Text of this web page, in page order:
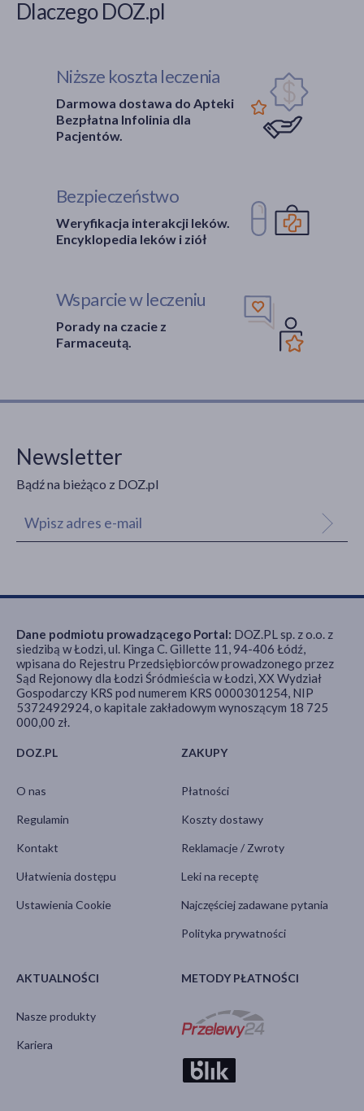
Dlaczego DOZ.pl
Niższe koszta leczenia
Darmowa dostawa do Apteki
Bezpłatna Infolinia dla
Pacjentów.
Bezpieczeństwo
Weryfikacja interakcji leków.
Encyklopedia leków i ziół
Wsparcie w leczeniu
Porady na czacie z
Farmaceutą.
Newsletter
Bądź na bieżąco z DOZ.pl
DOZ.PL
O nas
Regulamin
Kontakt
Ułatwienia dostępu
Ustawienia Cookie
ZAKUPY
Płatności
Koszty dostawy
Reklamacje / Zwroty
Leki na receptę
Najczęściej zadawane pytania
Polityka prywatności
AKTUALNOŚCI
Nasze produkty
Kariera
METODY PŁATNOŚCI
Dane podmiotu prowadzącego Portal: DOZ.PL sp. z o.o. z
siedzibą w Łodzi, ul. Kinga C. Gillette 11, 94-406 Łódź,
wpisana do Rejestru Przedsiębiorców prowadzonego przez
Sąd Rejonowy dla Łodzi Śródmieścia w Łodzi, XX Wydział
Gospodarczy KRS pod numerem KRS 0000301254, NIP
5372492924, o kapitale zakładowym wynoszącym 18 725
000,00 zł.